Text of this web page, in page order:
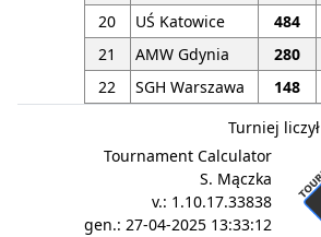
20
UŚ Katowice 484
21
AMW Gdynia 280
22
SGH Warszawa 148
Turniej liczył
Tournament Calculator
S. Mączka
v.: 1.10.17.33838
gen.: 27-04-2025 13:33:12